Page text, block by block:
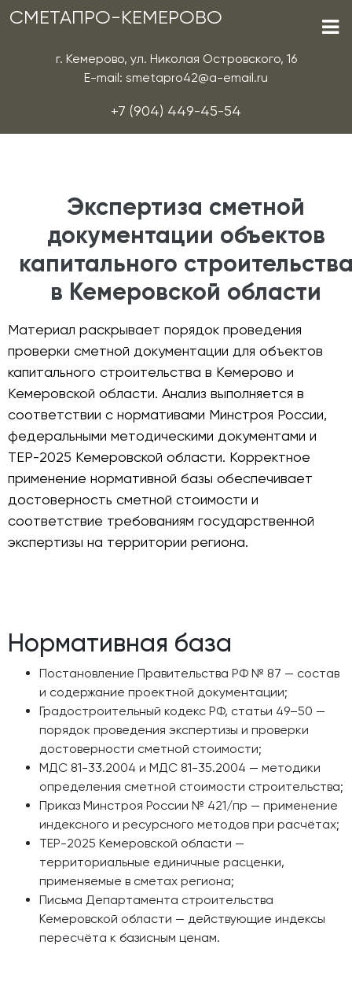
СМЕТАПРО-КЕМЕРОВО
г. Кемерово, ул. Николая Островского, 16
E-mail: smetapro42@a-email.ru
+7 (904) 449-45-54
Экспертиза сметной
документации объектов
капитального
в Кемеровской области
Материал раскрывает порядок проведения
проверки сметной документации для объектов
капитального строительства в Кемерово и
Кемеровской области. Анализ выполняется в
соответствии с нормативами Минстроя России,
федеральными методическими документами и
ТЕР-2025 Кемеровской области. Корректное
применение нормативной базы обеспечивает
достоверность сметной стоимости и
соответствие требованиям государственной
экспертизы на территории региона.
Нормативная база
Постановление Правительства РФ № 87 — состав
и содержание проектной документации;
Градостроительный кодекс РФ, статьи 49–50 —
порядок проведения экспертизы и проверки
достоверности сметной стоимости;
МДС 81-33.2004 и МДС 81-35.2004 — методики
определения сметной стоимости строительства;
Приказ Минстроя России № 421/пр — применение
индексного и ресурсного методов при расчётах;
ТЕР-2025 Кемеровской области —
территориальные единичные расценки,
применяемые в сметах региона;
Письма Департамента строительства
Кемеровской области — действующие индексы
пересчёта к базисным ценам.